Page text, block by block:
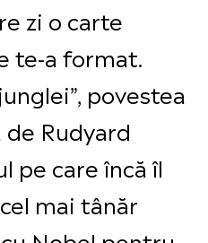
zi o carte
te-a format.
povestea
Rudyard
pe care încă îl
mai tânăr